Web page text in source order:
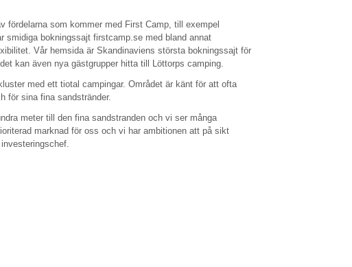
fördelarna som kommer med First Camp, till exempel
smidiga bokningssajt firstcamp.se med bland annat
Vår hemsida är Skandinaviens största bokningssajt för
kan även nya gästgrupper hitta till Löttorps camping.
med ett tiotal campingar. Området är känt för att ofta
för sina fina sandstränder.
meter till den fina sandstranden och vi ser många
marknad för oss och vi har ambitionen att på sikt